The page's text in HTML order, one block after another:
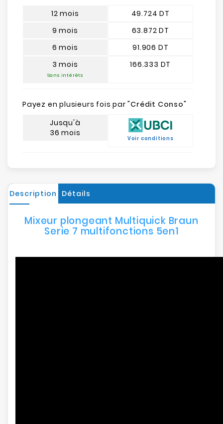
12 mois
9 mois
6 mois
3 mois
Sans intérêts
49.724 DT
63.872 DT
91.906 DT
166.333 DT
Payez en plusieurs fois par "Crédit Conso"
Jusqu'à
36 mois
Voir conditions
Description Détails
Mixeur plongeant Multiquick Braun
Serie 7 multifonctions 5en1